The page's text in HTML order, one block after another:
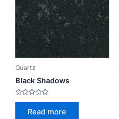
Quartz
Black Shadows
Rated
Read more